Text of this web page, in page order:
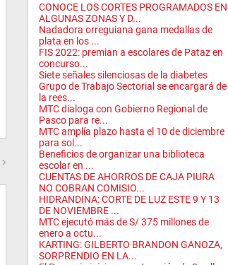
CONOCE LOS CORTES PROGRAMADOS EN
ALGUNAS ZONAS Y D...
Nadadora orreguiana gana medallas de
plata en los ...
FIS 2022: premian a escolares de Pataz en
concurso...
Siete señales silenciosas de la diabetes
Grupo de Trabajo Sectorial se encargará de
la rees...
MTC dialoga con Gobierno Regional de
Pasco para re...
MTC amplía plazo hasta el 10 de diciembre
para sol...
Beneficios de organizar una biblioteca
escolar en ...
CUENTAS DE AHORROS DE CAJA PIURA
NO COBRAN COMISIO...
HIDRANDINA: CORTE DE LUZ ESTE 9 Y 13
DE NOVIEMBRE ...
MTC ejecutó más de S/ 375 millones de
enero a octu...
KARTING: GILBERTO BRANDON GANOZA,
SORPRENDIO EN LA...